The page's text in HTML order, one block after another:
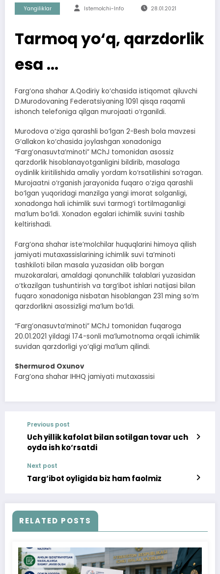
Yangiliklar Istemolchi-Info 28.01.2021
Tarmoq yo‘q, qarzdorlik
esa …
Farg‘ona shahar A.Qodiriy ko‘chasida istiqomat qiluvchi
D.Murodovaning Federatsiyaning 1091 qisqa raqamli
ishonch telefoniga qilgan murojaati o‘rganildi.
Murodova o‘ziga qarashli bo‘lgan 2-Besh bola mavzesi
G‘allakon ko‘chasida joylashgan xonadoniga
“Farg‘onasuvta’minoti” MChJ tomonidan asossiz
qarzdorlik hisoblanayotganligini bildirib, masalaga
oydinlik kiritilishida amaliy yordam ko‘rsatilishini so‘ragan.
Murojaatni o‘rganish jarayonida fuqaro o‘ziga qarashli
bo‘lgan yuqoridagi manzilga yangi imorat solganligi,
xonadonga hali ichimlik suvi tarmog‘i tortilmaganligi
ma’lum bo‘ldi. Xonadon egalari ichimlik suvini tashib
keltirishadi.
Farg‘ona shahar iste’molchilar huquqlarini himoya qilish
jamiyati mutaxassislarining ichimlik suvi ta’minoti
tashkiloti bilan masala yuzasidan olib borgan
muzokaralari, amaldagi qonunchilik talablari yuzasidan
o‘tkazilgan tushuntirish va targ‘ibot ishlari natijasi bilan
fuqaro xonadoniga nisbatan hisoblangan 231 ming so‘m
qarzdorlikni asossizligi ma’lum bo‘ldi.
“Farg‘onasuvta’minoti” MChJ tomonidan fuqaroga
20.01.2021 yildagi 174-sonli ma’lumotnoma orqali ichimlik
suvidan qarzdorligi yo‘qligi ma’lum qilindi.
Shermurod Oxunov
Farg‘ona shahar IHHQ jamiyati mutaxassisi
Previous post
Uch yillik kafolat bilan sotilgan tovar uch
oyda ish ko‘rsatdi
Next post
Targ‘ibot oyligida biz ham faolmiz
RELATED POSTS